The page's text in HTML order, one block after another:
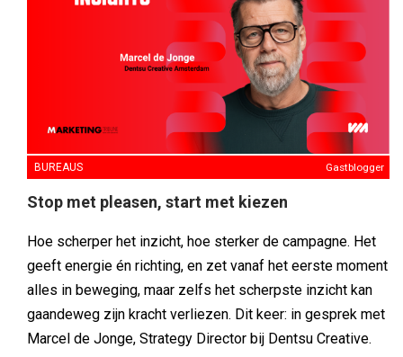
BUREAUS Gastblogger
Stop met pleasen, start met kiezen
Hoe scherper het inzicht, hoe sterker de campagne. Het
geeft energie én richting, en zet vanaf het eerste moment
alles in beweging, maar zelfs het scherpste inzicht kan
gaandeweg zijn kracht verliezen. Dit keer: in gesprek met
Marcel de Jonge, Strategy Director bij Dentsu Creative.